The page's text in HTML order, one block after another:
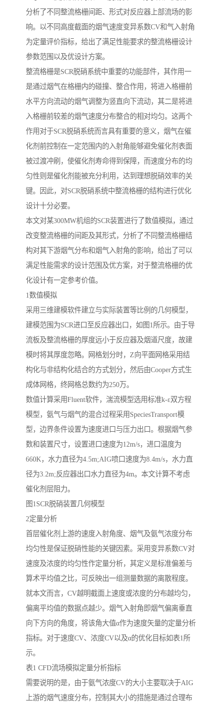
分析了不同整流格栅间距、形式对反应器上部流场的影
响。以不同高度截面的烟气速度变异系数CV和气入射角
为定量评价指标，给出了满足性能要求的整流格栅设计
参数范围以及优设计方案。
整流格栅是SCR脱硝系统中重要的功能部件，其作用一
是通过烟气在格栅内的碰撞、整合作用，将进入格栅前
水平方向流动的烟气调整为竖直向下流动，其二是将进
入格栅前较差的烟气速度分布整合的相对均匀。这两个
作用对于SCR脱硝系统而言具有重要的意义，烟气在催
化剂前控制在一定范围内的入射角能够避免催化剂表面
被过渡冲刷，使催化剂寿命得到保障，而速度分布的均
匀性则是催化剂能被充分利用，达到理想脱硝效率的关
键。因此，对SCR脱硝系统中整流格栅的结构进行优化
设计十分必要。
本文对某300MW机组的SCR装置进行了数值模拟，通过
改变整流格栅的间距及其形式，分析了不同整流格栅结
构对其下游烟气分布和烟气入射角的影响，给出了可以
满足性能需求的设计范围及优方案，对于整流格栅的优
化设计有一定参考价值。
1数值模拟
采用三维建模软件建立与实际装置等比例的几何模型，
建模范围为SCR进口至反应器出口，如图1所示。由于导
流板及整流格栅的厚度远小于反应器及烟道尺度，故建
模时将其厚度忽略。网格划分时，Z向平面网格采用结
构化与非结构化结合的方式划分，然后由Cooper方式生
成体网格，终网格总数约为250万。
数值计算采用Fluent软件，湍流模型选用标准k-ε双方程
模型，氨气与烟气的混合过程采用SpeciesTransport模
型，边界条件设置为速度进口与压力出口。根据烟气参
数和装置尺寸，设置进口速度为12m/s，进口温度为
660K，水力直径为4.5m;AIG喷口速度为8.4m/s，水力直
径为3.2m;反应器出口水力直径为4m。本文计算不考虑
催化剂层阻力。
图1SCR脱硝装置几何模型
2定量分析
首层催化剂上游的速度入射角度、烟气及氨气浓度分布
均匀性是保证脱硝性能的关键因素。采用变异系数CV对
速度及浓度的均匀性作定量分析，其定义是标准偏差与
算术平均值之比，可反映出一组测量数据的离散程度。
就本文而言，CV越明截面上速度或浓度的分布越均匀，
偏离平均值的数据点越少。烟气入射角即烟气偏离垂直
向下方向的角度，将该角大值α作为速度矢量的定量分析
指标。对于速度CV、浓度CV以及α的优化目标如表1所
示。
表1 CFD流场模拟定量分析指标
需要说明的是，由于氨气浓度CV的大小主要取决于AIG
上游的烟气速度分布，控制其大小的措施是通过合理布